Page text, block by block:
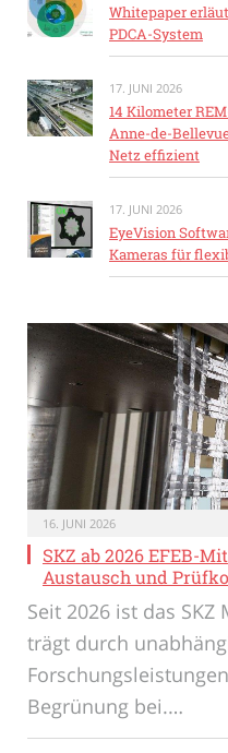
Whitepaper
PDCA-System
17. JUNI 2026
14 Kilometer
Anne-de-
Netz effizient
17. JUNI 2026
EyeVision
Kameras für
16. JUNI 2026
SKZ ab 2026 EFEB-
Austausch und
Seit 2026 ist das SKZ
trägt durch
Begrünung bei.…